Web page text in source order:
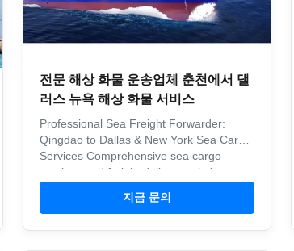
전문 해상 화물 운송업체 춘천에서 댈
러스 뉴욕 해상 화물 서비스
Professional Sea Freight Forwarder:
Qingdao to Dallas & New York Sea Cargo
Services Comprehensive sea cargo
services and freight delivery solutions
from Qingdao to Dallas and New York,
providing reliable international shipping
지금 문의